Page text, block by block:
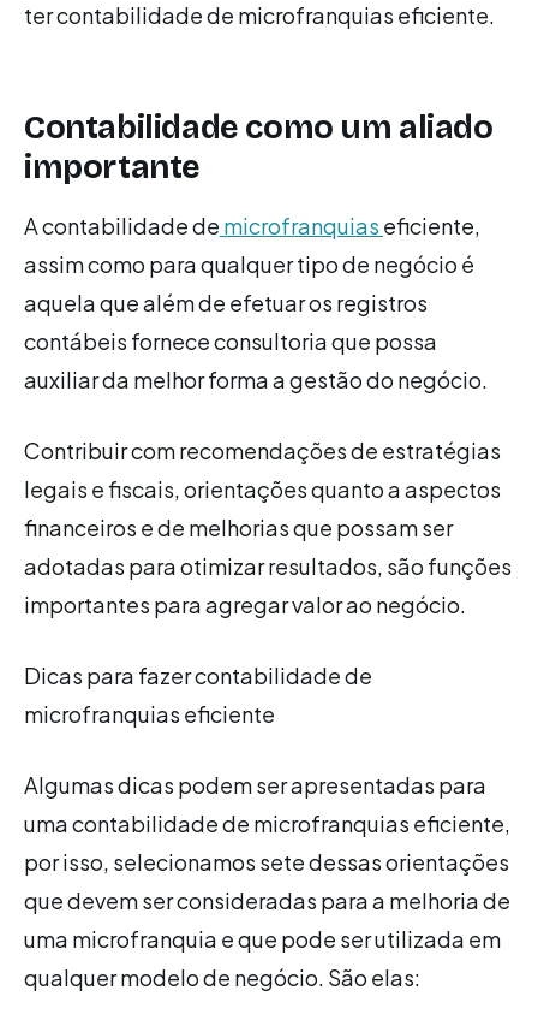
ter contabilidade de microfranquias eficiente.
Contabilidade como um aliado
importante
A contabilidade de microfranquias eficiente,
assim como para qualquer tipo de negócio é
aquela que além de efetuar os registros
contábeis fornece consultoria que possa
auxiliar da melhor forma a gestão do negócio.
Contribuir com recomendações de estratégias
legais e fiscais, orientações quanto a aspectos
financeiros e de melhorias que possam ser
adotadas para otimizar resultados, são funções
importantes para agregar valor ao negócio.
Dicas para fazer contabilidade de
microfranquias eficiente
Algumas dicas podem ser apresentadas para
uma contabilidade de microfranquias eficiente,
por isso, selecionamos sete dessas orientações
que devem ser consideradas para a melhoria de
uma microfranquia e que pode ser utilizada em
qualquer modelo de negócio. São elas: